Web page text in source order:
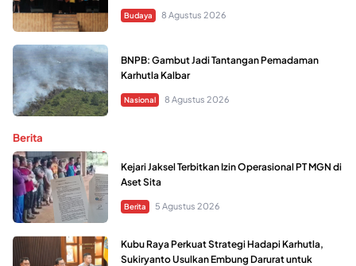
Budaya 8 Agustus 2026
BNPB: Gambut Jadi Tantangan Pemadaman
Karhutla Kalbar
Nasional 8 Agustus 2026
Berita
Kejari Jaksel Terbitkan Izin Operasional PT MGN di
Aset Sita
Berita 5 Agustus 2026
Kubu Raya Perkuat Strategi Hadapi Karhutla,
Sukiryanto Usulkan Embung Darurat untuk